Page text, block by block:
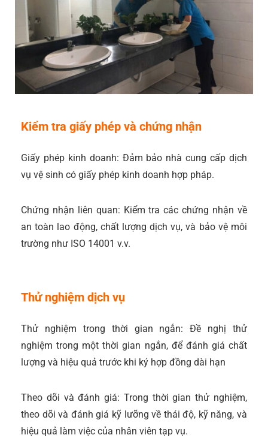
Kiểm tra giấy phép và chứng nhận
Giấy phép kinh doanh: Đảm bảo nhà cung cấp dịch
vụ vệ sinh có giấy phép kinh doanh hợp pháp.
Chứng nhận liên quan: Kiểm tra các chứng nhận về
an toàn lao động, chất lượng dịch vụ, và bảo vệ môi
trường như ISO 14001 v.v.
Thử nghiệm dịch vụ
Thử nghiệm trong thời gian ngắn: Đề nghị thử
nghiệm trong một thời gian ngắn, để đánh giá chất
lượng và hiệu quả trước khi ký hợp đồng dài hạn
Theo dõi và đánh giá: Trong thời gian thử nghiệm,
theo dõi và đánh giá kỹ lưỡng về thái độ, kỹ năng, và
hiệu quả làm việc của nhân viên tạp vụ.